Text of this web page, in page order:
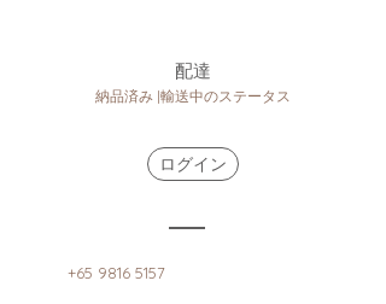
配達
納品済み |輸送中のステータス
ログイン
+65 9816 5157